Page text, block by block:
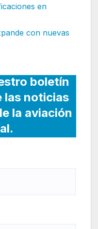
en
con nuevas
boletín
las noticias
la aviación